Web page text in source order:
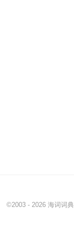
©2003 - 2026 海词词典